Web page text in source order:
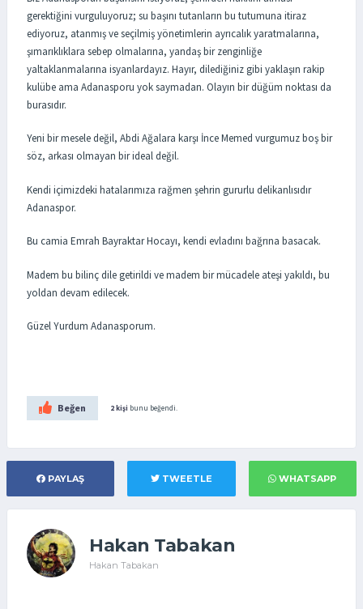
gerektiğini vurguluyoruz; su başını tutanların bu tutumuna itiraz
ediyoruz, atanmış ve seçilmiş yönetimlerin ayrıcalık yaratmalarına,
şımarıklıklara sebep olmalarına, yandaş bir zenginliğe
yaltaklanmalarına isyanlardayız. Hayır, dilediğiniz gibi yaklaşın rakip
kulübe ama Adanasporu yok saymadan. Olayın bir düğüm noktası da
burasıdır.
Yeni bir mesele değil, Abdi Ağalara karşı İnce Memed vurgumuz boş bir
söz, arkası olmayan bir ideal değil.
Kendi içimizdeki hatalarımıza rağmen şehrin gururlu delikanlısıdır
Adanaspor.
Bu camia Emrah Bayraktar Hocayı, kendi evladını bağrına basacak.
Madem bu bilinç dile getirildi ve madem bir mücadele ateşi yakıldı, bu
yoldan devam edilecek.
Güzel Yurdum Adanasporum.
Beğen 2 kişi bunu beğendi.
PAYLAŞ TWEETLE WHATSAPP
Hakan Tabakan
Hakan Tabakan